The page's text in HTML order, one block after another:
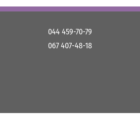
044 459-70-79
067 407-48-18